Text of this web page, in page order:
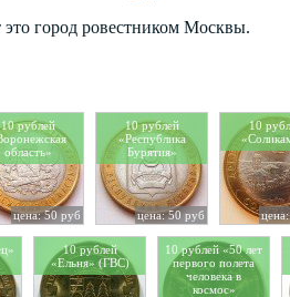
город ровестником Москвы.
10 рублей
область»
цена: 50 руб
10 рублей
«Республика
Бурятия»
цена: 50 руб
10
10 рублей
«Ельня» (ГВС)
10 рублей «50 лет
первого полета
человека в
космос»